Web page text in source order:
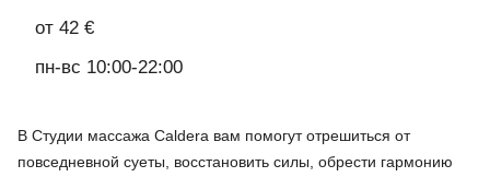
от 42 €
пн-вс 10:00-22:00
В Студии массажа Caldera вам помогут отрешиться от
повседневной суеты, восстановить силы, обрести гармонию